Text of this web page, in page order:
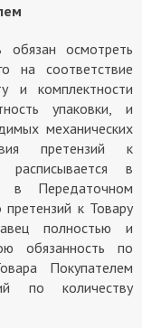
обязан осмотреть
на соответствие
и комплектности
упаковки, и
механических
претензий к
расписывается в
в Передаточном
к Товару
полностью и
обязанность по
Покупателем
по количеству